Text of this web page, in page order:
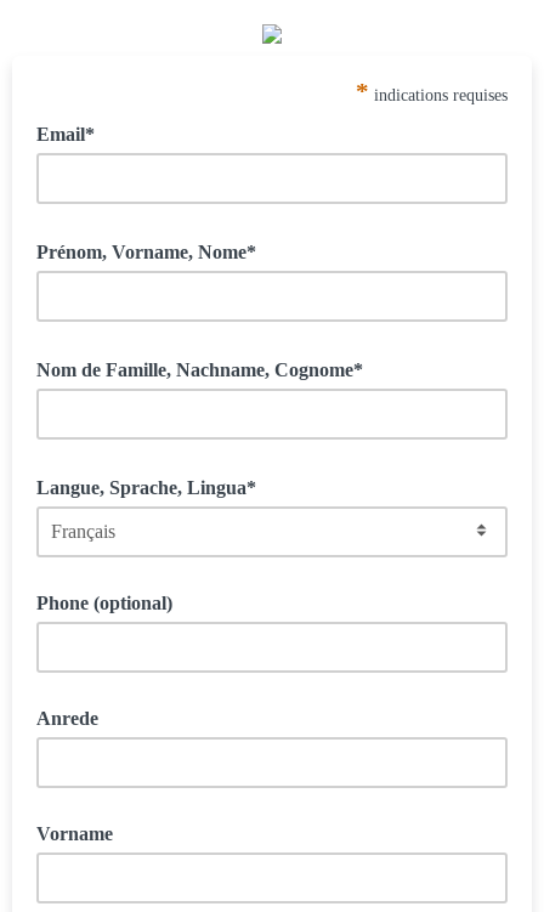
* indications requises
Email*
Prénom, Vorname, Nome*
Nom de Famille, Nachname, Cognome*
Langue, Sprache, Lingua*
Phone (optional)
Anrede
Vorname